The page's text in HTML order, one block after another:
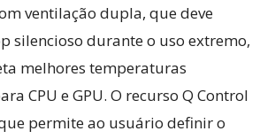
ventilação dupla, que deve
silencioso durante o uso extremo,
melhores temperaturas
CPU e GPU. O recurso Q Control
permite ao usuário definir o